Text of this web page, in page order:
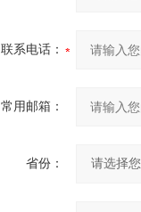
联系电话：
常用邮箱：
省份：